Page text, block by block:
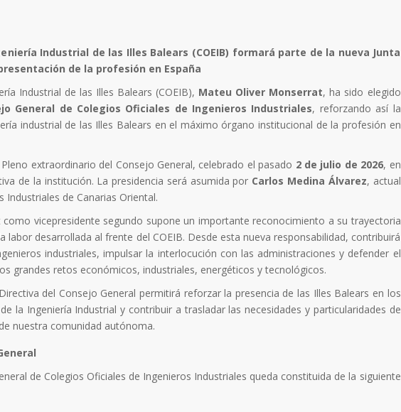
Industrial de las Illes Balears (COEIB) formará parte de la nueva Junta
de la profesión en España
Industrial de las Illes Balears (COEIB), Mateu Oliver Monserrat, ha sido elegido
General de Colegios Oficiales de Ingenieros Industriales, reforzando así la
industrial de las Illes Balears en el máximo órgano institucional de la profesión en
extraordinario del Consejo General, celebrado el pasado 2 de julio de 2026, en
de la institución. La presidencia será asumida por Carlos Medina Álvarez, actual
Industriales de Canarias Oriental.
vicepresidente segundo supone un importante reconocimiento a su trayectoria
desarrollada al frente del COEIB. Desde esta nueva responsabilidad, contribuirá
industriales, impulsar la interlocución con las administraciones y defender el
grandes retos económicos, industriales, energéticos y tecnológicos.
del Consejo General permitirá reforzar la presencia de las Illes Balears en los
la Ingeniería Industrial y contribuir a trasladar las necesidades y particularidades de
nuestra comunidad autónoma.
de Colegios Oficiales de Ingenieros Industriales queda constituida de la siguiente